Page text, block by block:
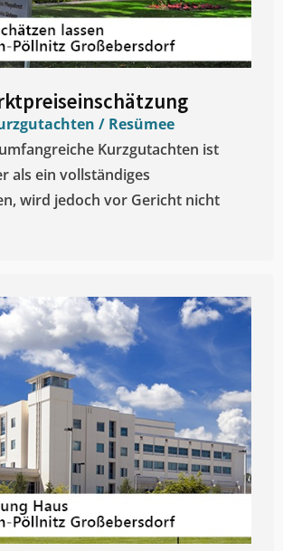
/ Resümee
Kurzgutachten ist
als ein vollständiges
wird jedoch vor Gericht nicht